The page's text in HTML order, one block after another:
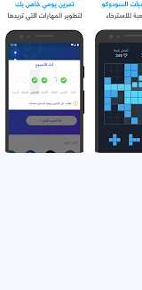
আপনার স্মৃতিশক্তি,
করে। এটি আপনাকে
করে। শোলাহ পাঁচটি
গেম অন্তর্ভুক্ত করে।
তুলনা করুন!